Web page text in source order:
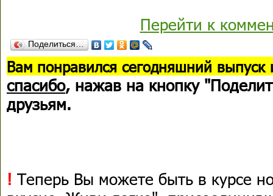
Перейти к
Поделиться…
Вам понравился сегодняшний выпуск
спасибо, нажав на кнопку
друзьям.
! Теперь Вы можете быть в курсе